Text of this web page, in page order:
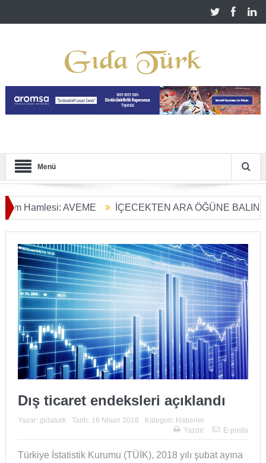
Menü
AVEME İÇECEKTEN ARA ÖĞÜNE BALIN
Dönüşümü Başladı
Dış ticaret endeksleri açıklandı
Yazar: gidaturk Tarih: 16 Nisan 2018 Kategori: Haberler
Yazdır
E-posta
Türkiye İstatistik Kurumu (TÜİK), 2018 yılı şubat ayına